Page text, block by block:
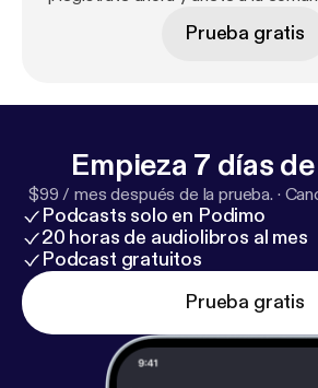
Anchor: The easiest way to make
https://anchor.fm/
Prueba gratis
Empieza 7 días
$99 / mes después de la prueba. ·
Podcasts solo en Podimo
20 horas de audiolibros al mes
Podcast gratuitos
Prueba gratis